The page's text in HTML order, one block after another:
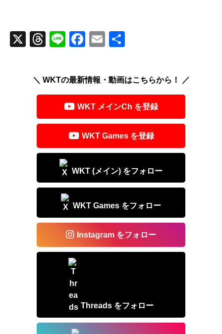
X
T
a
s
Li
F
e
b
o
o
k
E
＼ WKTの最新情報・動画はこちらから！ ／
WKT メインCh を登録
WKT Games を登録
WKT (メイン) をフォロー
WKT Games をフォロー
Instagram をフォロー
Threads をフォロー